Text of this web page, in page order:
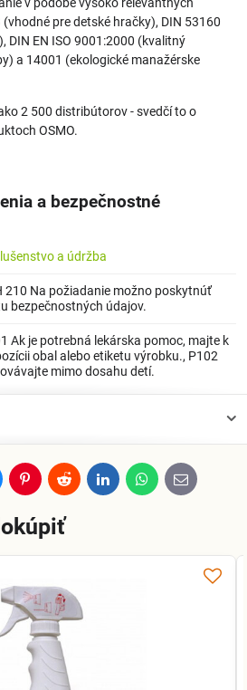
pre detské hračky), DIN 53160
DIN EN ISO 9001:2000 (kvalitný
a 14001 (ekologické manažérske
2 500 distribútorov - svedčí to o
OSMO.
a bezpečnostné
a údržba
210 Na požiadanie možno poskytnúť
bezpečnostných údajov.
Ak je potrebná lekárska pomoc, majte k
obal alebo etiketu výrobku., P102
mimo dosahu detí.
PinterestRedditLinkedInWhatsApp
E-
mail